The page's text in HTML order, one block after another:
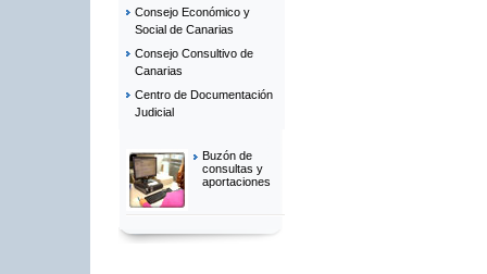
Consejo Económico y
Social de Canarias
Consejo Consultivo de
Canarias
Centro de Documentación
Judicial
Buzón de
consultas y
aportaciones